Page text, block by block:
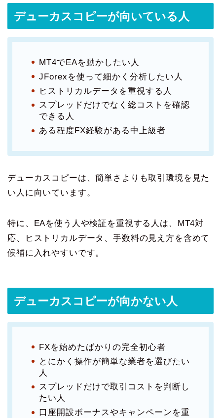
デューカスコピーが向いている人
MT4でEAを動かしたい人
JForexを使って細かく分析したい人
ヒストリカルデータを重視する人
スプレッドだけでなく総コストを確認
できる人
ある程度FX経験がある中上級者
デューカスコピーは、簡単さよりも取引環境を見た
い人に向いています。
特に、EAを使う人や検証を重視する人は、MT4対
応、ヒストリカルデータ、手数料の見え方を含めて
候補に入れやすいです。
デューカスコピーが向かない人
FXを始めたばかりの完全初心者
とにかく操作が簡単な業者を選びたい
人
スプレッドだけで取引コストを判断し
たい人
口座開設ボーナスやキャンペーンを重